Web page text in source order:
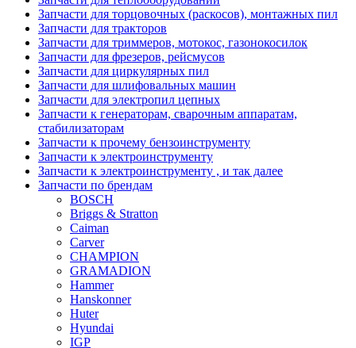
Запчасти для торцовочных (раскосов), монтажных пил
Запчасти для тракторов
Запчасти для триммеров, мотокос, газонокосилок
Запчасти для фрезеров, рейсмусов
Запчасти для циркулярных пил
Запчасти для шлифовальных машин
Запчасти для электропил цепных
Запчасти к генераторам, сварочным аппаратам,
стабилизаторам
Запчасти к прочему бензоинструменту
Запчасти к электроинструменту
Запчасти к электроинструменту , и так далее
Запчасти по брендам
BOSCH
Briggs & Stratton
Caiman
Carver
CHAMPION
GRAMADION
Hammer
Hanskonner
Huter
Hyundai
IGP